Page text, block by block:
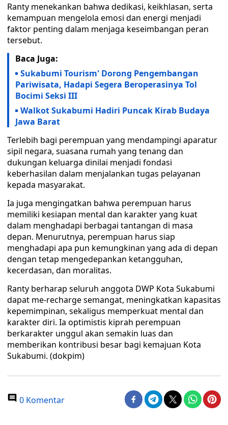
Ranty menekankan bahwa dedikasi, keikhlasan, serta
kemampuan mengelola emosi dan energi menjadi
faktor penting dalam menjaga keseimbangan peran
tersebut.
Baca Juga:
Sukabumi Tourism' Dorong Pengembangan
Pariwisata, Hadapi Segera Beroperasinya Tol
Bocimi Seksi III
Walkot Sukabumi Hadiri Puncak Kirab Budaya
Jawa Barat
Terlebih bagi perempuan yang mendampingi aparatur
sipil negara, suasana rumah yang tenang dan
dukungan keluarga dinilai menjadi fondasi
keberhasilan dalam menjalankan tugas pelayanan
kepada masyarakat.
Ia juga mengingatkan bahwa perempuan harus
memiliki kesiapan mental dan karakter yang kuat
dalam menghadapi berbagai tantangan di masa
depan. Menurutnya, perempuan harus siap
menghadapi apa pun kemungkinan yang ada di depan
dengan tetap mengedepankan ketangguhan,
kecerdasan, dan moralitas.
Ranty berharap seluruh anggota DWP Kota Sukabumi
dapat me-recharge semangat, meningkatkan kapasitas
kepemimpinan, sekaligus memperkuat mental dan
karakter diri. Ia optimistis kiprah perempuan
berkarakter unggul akan semakin luas dan
memberikan kontribusi besar bagi kemajuan Kota
Sukabumi. (dokpim)
0 Komentar